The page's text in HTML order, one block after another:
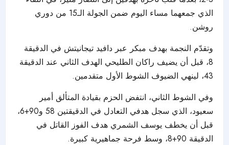
الذي جمعهما مساء اليوم ضمن الجولة الـ15 من دوري
روشن.
وتقدّم النجمة بهدف مبكر عبر دافيد تيجانيتش في الدقيقة
8، قبل أن يضيف راكان الطليحي الهدف الثاني عند الدقيقة
43، لينهي الضيوف الشوط الأول متقدمين.
وفي الشوط الثاني، انتفض الحزم بقيادة المتألق أمير
سعيود، الذي سجل هدفي التعادل في الدقيقتين 58 و90+6،
قبل أن يخطف يوسف الشمري هدف الفوز القاتل في
الدقيقة 90+8، وسط فرحة جماهيرية كبيرة.